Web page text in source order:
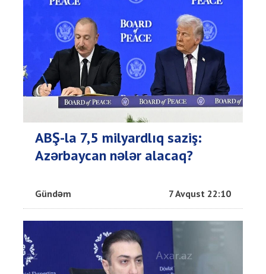
ABŞ-la 7,5 milyardlıq saziş:
Azərbaycan nələr alacaq?
Gündəm 7 Avqust 22:10